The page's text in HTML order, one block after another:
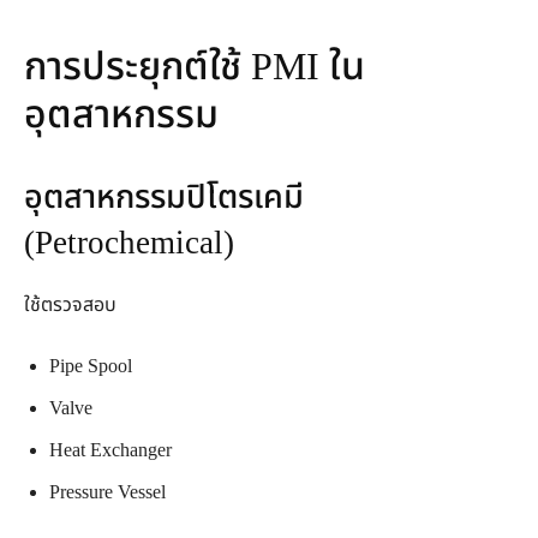
การประยุกต์ใช้ PMI ใน
อุตสาหกรรม
อุตสาหกรรมปิโตรเคมี
(Petrochemical)
ใช้ตรวจสอบ
Pipe Spool
Valve
Heat Exchanger
Pressure Vessel